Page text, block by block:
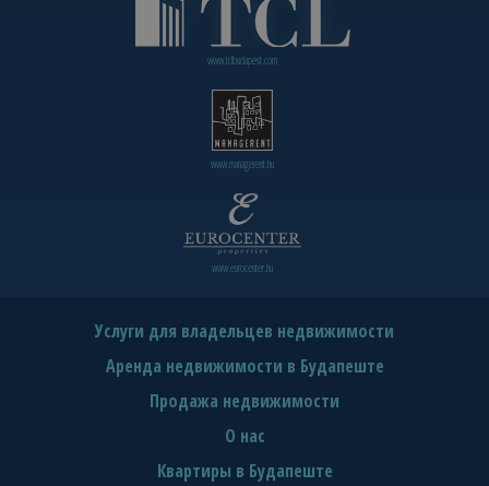
www.tclbudapest.com
www.managerent.hu
www.eurocenter.hu
Услуги для владельцев недвижимости
Аренда недвижимости в Будапеште
Продажа недвижимости
О нас
Квартиры в Будапеште